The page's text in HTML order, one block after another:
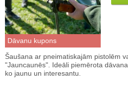
Dāvanu kupons
Šaušana ar pneimatiskajām pistolēm
"Jauncaunēs". Ideāli piemērota
ko jaunu un interesantu.